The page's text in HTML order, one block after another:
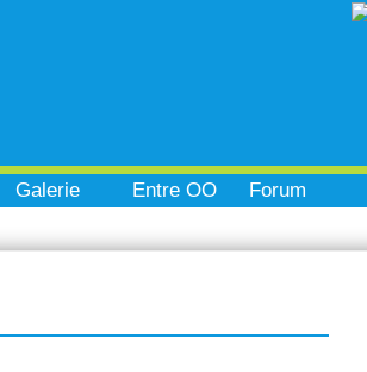
Galerie Entre OO Forum